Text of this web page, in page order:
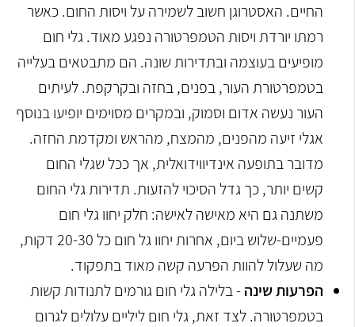
החיים. האסטרוגן חשוב לשמירה על ויסות החום. כאשר
רמתו יורדת ויסות הטמפרטורה נפגע מאוד. גלי חום
מופיעים בעוצמה ובתדירות שונה. הם מתבטאים בעלייה
בטמפרטורת העור, בפנים, בחזה ובקרקפת. לעיתים
העור נעשה אדום וסמוק, ובמקרים מסוימים יופיעו בנוסף
אגלי זיעה מהפנים, מהמצח, מהראש ומקדמת החזה.
מדובר בתופעה אינדיווידואלית, אך ככל שגלי החום
קשים יותר, כך גדל הסיכוי להזעות. תדירות גלי החום
משתנה גם היא מאישה לאישה: חלק יחוו גלי חום
פעמיים-שלוש ביום, אחרות יחוו גל חום כל 20-30 דקות,
מה שעלול להוות הפרעה קשה מאוד בתפקוד.
הפרעות שינה- בלילה גלי חום גורמים לתנודות קשות
בטמפרטורה. לצד זאת, גלי חום ליליים עלולים לגרום